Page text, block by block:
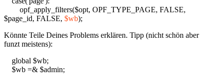
opf_apply_filters($opt, OPF_TYPE_PAGE, FALSE,
$page_id, FALSE, $wb);
Könnte Teile Deines Problems erklären. Tipp (nicht schön aber
funzt meistens):
global $wb;
$wb =& $admin;